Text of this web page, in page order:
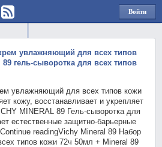
Войти
через
увлажняющий для всех типов
гель-сыворотка для всех типов
увлажняющий для всех типов кожи
кожу, восстанавливает и укрепляет
MINERAL 89 Гель-сыворотка для
естественные защитно-барьерные
readingVichy Mineral 89 Набор
типов кожи 72ч 50мл + Mineral 89